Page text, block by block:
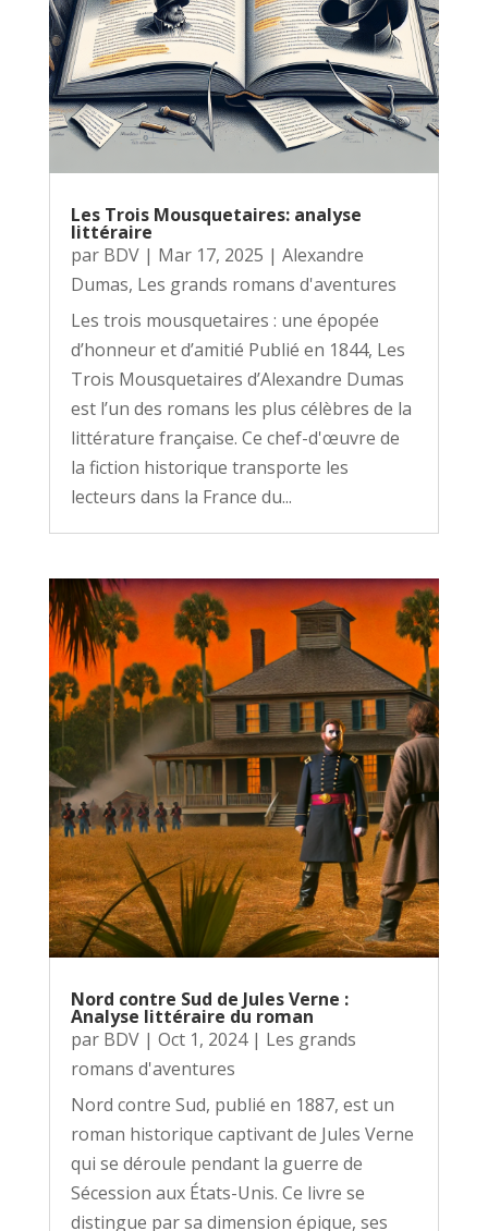
Les Trois Mousquetaires: analyse
littéraire
par BDV| Mar 17, 2025 | Alexandre
Dumas, Les grands romans d'aventures
Les trois mousquetaires : une épopée
d’honneur et d’amitié Publié en 1844, Les
Trois Mousquetaires d’Alexandre Dumas
est l’un des romans les plus célèbres de la
littérature française. Ce chef-d'œuvre de
la fiction historique transporte les
lecteurs dans la France du...
Nord contre Sud de Jules Verne :
Analyse littéraire du roman
par BDV| Oct 1, 2024| Les grands
romans d'aventures
Nord contre Sud, publié en 1887, est un
roman historique captivant de Jules Verne
qui se déroule pendant la guerre de
Sécession aux États-Unis. Ce livre se
distingue par sa dimension épique, ses